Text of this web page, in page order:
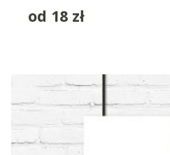
od 18 zł